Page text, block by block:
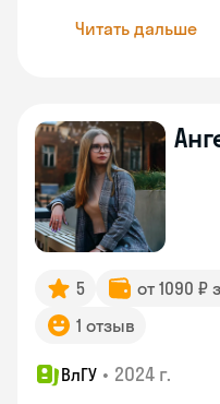
Читать дальше
5 от 1090 ₽
1 отзыв
ВлГУ • 2024 г.